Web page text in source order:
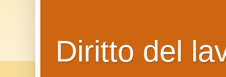
Diritto del